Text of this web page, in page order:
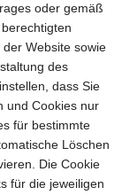
oder gemäß
Website sowie
des
dass Sie
und Cookies nur
für bestimmte
Löschen
Die Cookie
für die jeweiligen